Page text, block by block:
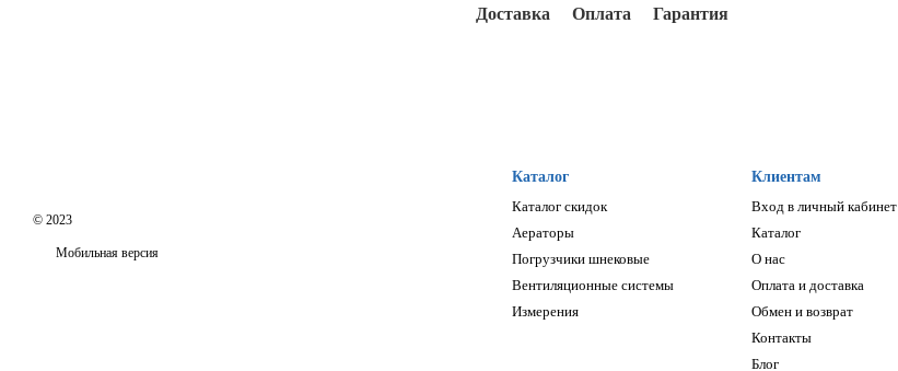
Доставка Оплата Гарантия
© 2023
Мобильная версия
Каталог
Каталог скидок
Аераторы
Погрузчики шнековые
Вентиляционные системы
Измерения
Клиентам
Вход в личный кабинет
Каталог
О нас
Оплата и доставка
Обмен и возврат
Контакты
Блог